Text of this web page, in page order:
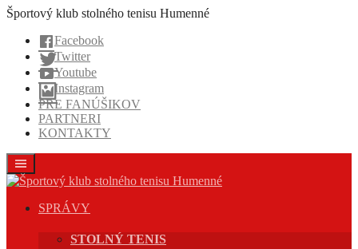
Prejsť
obsah
Športový klub stolného tenisu Humenné
Facebook
Twitter
Youtube
Instagram
PRE FANÚŠIKOV
PARTNERI
KONTAKTY
SPRÁVY
STOLNÝ TENIS